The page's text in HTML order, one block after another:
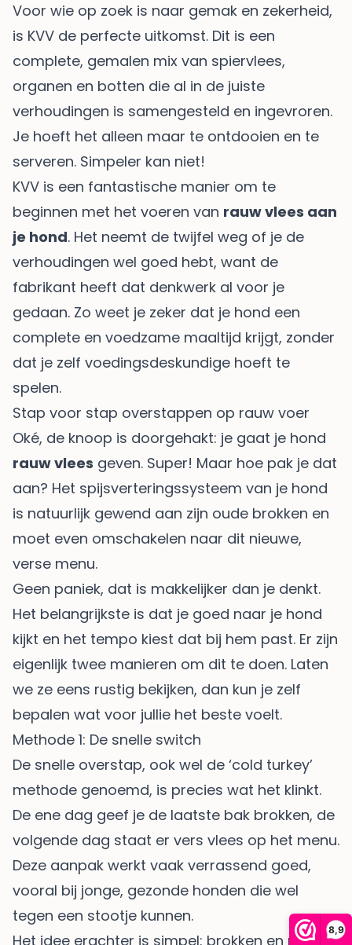
8,9
Voor wie op zoek is naar gemak en zekerheid,
is KVV de perfecte uitkomst. Dit is een
complete, gemalen mix van spiervlees,
organen en botten die al in de juiste
verhoudingen is samengesteld en ingevroren.
Je hoeft het alleen maar te ontdooien en te
serveren. Simpeler kan niet!
KVV is een fantastische manier om te
beginnen met het voeren van rauw vlees aan
je hond. Het neemt de twijfel weg of je de
verhoudingen wel goed hebt, want de
fabrikant heeft dat denkwerk al voor je
gedaan. Zo weet je zeker dat je hond een
complete en voedzame maaltijd krijgt, zonder
dat je zelf voedingsdeskundige hoeft te
spelen.
Stap voor stap overstappen op rauw voer
Oké, de knoop is doorgehakt: je gaat je hond
rauw vlees geven. Super! Maar hoe pak je dat
aan? Het spijsverteringssysteem van je hond
is natuurlijk gewend aan zijn oude brokken en
moet even omschakelen naar dit nieuwe,
verse menu.
Geen paniek, dat is makkelijker dan je denkt.
Het belangrijkste is dat je goed naar je hond
kijkt en het tempo kiest dat bij hem past. Er zijn
eigenlijk twee manieren om dit te doen. Laten
we ze eens rustig bekijken, dan kun je zelf
bepalen wat voor jullie het beste voelt.
Methode 1: De snelle switch
De snelle overstap, ook wel de ‘cold turkey’
methode genoemd, is precies wat het klinkt.
De ene dag geef je de laatste bak brokken, de
volgende dag staat er vers vlees op het menu.
Deze aanpak werkt vaak verrassend goed,
vooral bij jonge, gezonde honden die wel
tegen een stootje kunnen.
Het idee erachter is simpel: brokken en rauw